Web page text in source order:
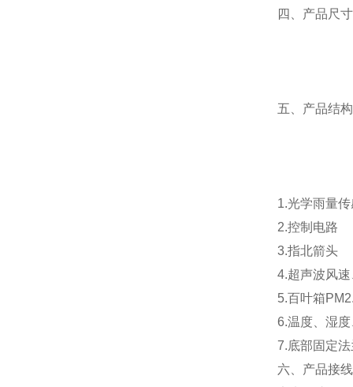
四、产品尺
五、产品结
1.光学雨量
2.控制电路
3.指北箭头
4.超声波风
5.百叶箱
6.温度、湿
7.底部固定法
六、产品接